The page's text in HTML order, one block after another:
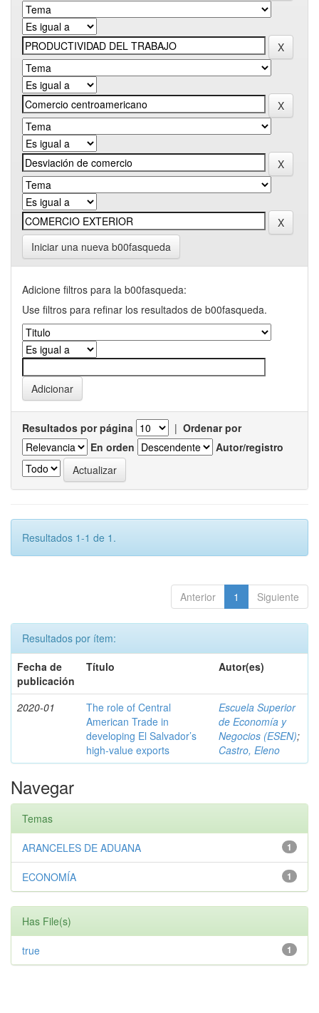
Iniciar una nueva b00fasqueda
Adicione filtros para la b00fasqueda:
Use filtros para refinar los resultados de b00fasqueda.
Resultados por página | Ordenar por
En orden
Autor/registro
Resultados 1-1 de 1.
Anterior 1 Siguiente
Resultados por ítem:
Fecha de
publicación
Título Autor(es)
2020-01
The role of Central
American Trade in
developing El Salvador’s
high-value exports
Escuela Superior
de Economía y
Negocios (ESEN);
Castro, Eleno
Navegar
Temas
1
ARANCELES DE ADUANA
1
ECONOMÍA
Has File(s)
1
true